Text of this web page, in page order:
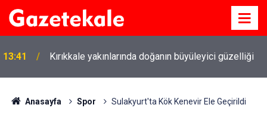
13:41 Kırıkkale yakınlarında doğanın büyüleyici güzelliği
Anasayfa Spor Sulakyurt'ta Kök Kenevir Ele Geçirildi